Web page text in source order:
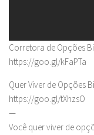
Corretora de Opções
https://goo.gl/kFaPTa
Quer Viver de Opções
https://goo.gl/tXhzsO
—
Você quer viver de